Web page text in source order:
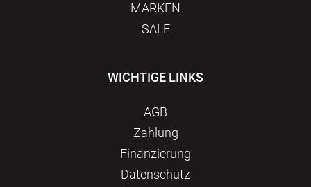
MARKEN
SALE
WICHTIGE LINKS
AGB
Zahlung
Finanzierung
Datenschutz